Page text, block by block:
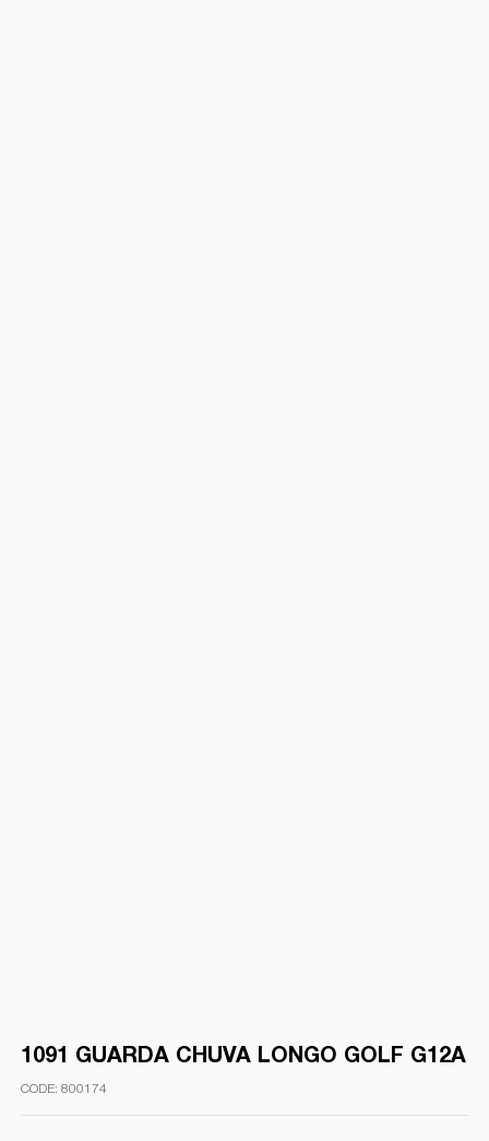
1091 GUARDA CHUVA LONGO GOLF G12A
800174